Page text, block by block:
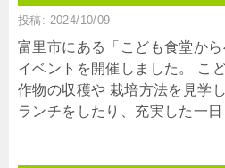
投稿: 2024/10/09
富里市にある「こども食堂か
イベントを開催しました。 こ
作物の収穫や 栽培方法を見学
ランチをしたり、充実した一日